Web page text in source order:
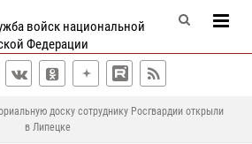
войск национальной
Федерации
доску сотруднику Росгвардии открыли
в Липецке